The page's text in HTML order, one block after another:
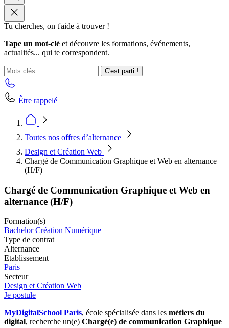
Tu cherches, on t'aide à trouver !
Tape un mot-clé et découvre les formations, événements,
actualités... qui te correspondent.
C'est parti !
Être rappelé
Toutes nos offres d’alternance
Design et Création Web
Chargé de Communication Graphique et Web en alternance
(H/F)
Chargé de Communication Graphique et Web en
alternance (H/F)
Formation(s)
Bachelor Création Numérique
Type de contrat
Alternance
Etablissement
Paris
Secteur
Design et Création Web
Je postule
MyDigitalSchool Paris, école spécialisée dans les métiers du
digital, recherche un(e) Chargé(e) de communication Graphique